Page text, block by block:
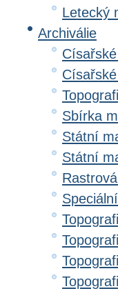
Letecký
Archiválie
Sbírka
Státní
Státní